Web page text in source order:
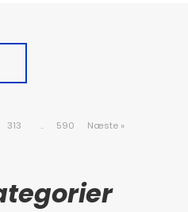
313 .. 590 Næste »